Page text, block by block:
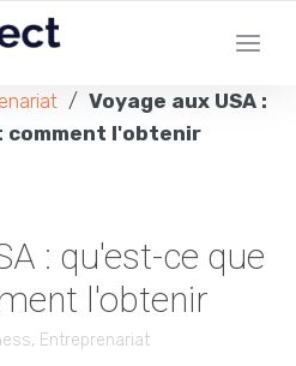
/ Voyage aux USA :
comment l'obtenir
: qu'est-ce que
l'obtenir
Entreprenariat